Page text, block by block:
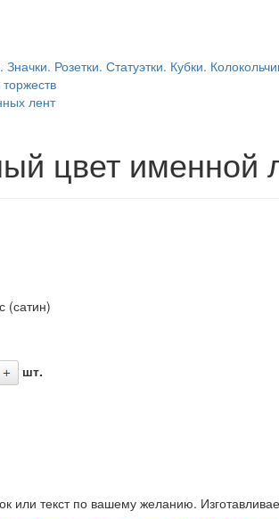
Розетки. Статуэтки. Кубки.
лент
цвет именной
(сатин)
шт.
или текст по вашему желанию.